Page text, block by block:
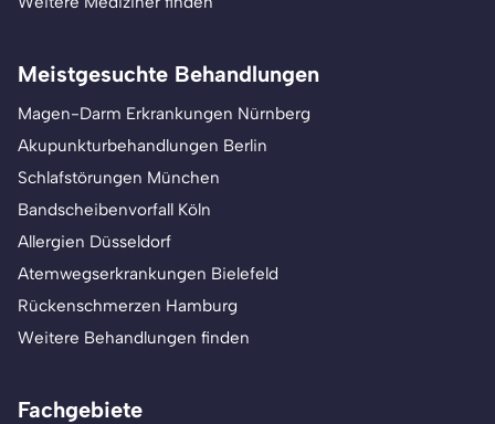
Meistgesuchte Behandlungen
Magen-Darm Erkrankungen Nürnberg
Akupunkturbehandlungen Berlin
Schlafstörungen München
Bandscheibenvorfall Köln
Allergien Düsseldorf
Atemwegserkrankungen Bielefeld
Rückenschmerzen Hamburg
Weitere Behandlungen finden
Fachgebiete